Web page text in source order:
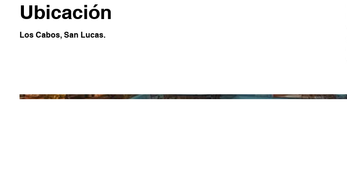
Ubicación
Los Cabos, San Lucas.